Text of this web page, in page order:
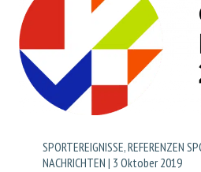
SPORTEREIGNISSE,REFERENZEN
NACHRICHTEN | 3 Oktober 2019